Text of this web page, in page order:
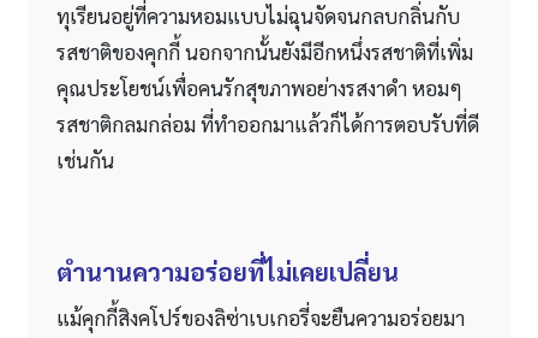
ทุเรียนอยู่ที่ความหอมแบบไม่ฉุนจัดจนกลบกลิ่นกับ
รสชาติของคุกกี้ นอกจากนั้นยังมีอีกหนึ่งรสชาติที่เพิ่ม
คุณประโยชน์เพื่อคนรักสุขภาพอย่างรสงาดำ หอมๆ
รสชาติกลมกล่อม ที่ทำออกมาแล้วก็ได้การตอบรับที่ดี
เช่นกัน
ตำนานความอร่อยที่ไม่เคยเปลี่ยน
แม้คุกกี้สิงคโปร์ของลิซ่าเบเกอรี่จะยืนความอร่อยมา